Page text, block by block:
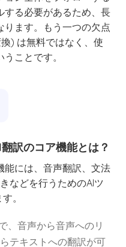
する必要があるため、長
ります。もう一つの欠点
) は無料ではなく、使
ことです。
訳のコア機能とは？
能には、音声翻訳、文法
などを行うためのAIツ
。
、音声から音声へのリ
テキストへの翻訳が可